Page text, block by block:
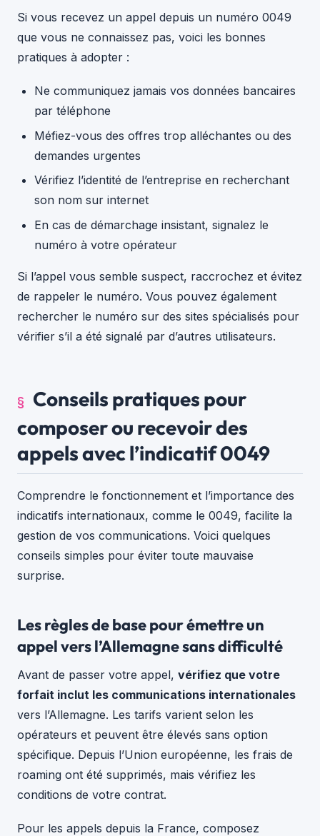
Si vous recevez un appel depuis un numéro 0049
que vous ne connaissez pas, voici les bonnes
pratiques à adopter :
Ne communiquez jamais vos données bancaires
par téléphone
Méfiez-vous des offres trop alléchantes ou des
demandes urgentes
Vérifiez l’identité de l’entreprise en recherchant
son nom sur internet
En cas de démarchage insistant, signalez le
numéro à votre opérateur
Si l’appel vous semble suspect, raccrochez et évitez
de rappeler le numéro. Vous pouvez également
rechercher le numéro sur des sites spécialisés pour
vérifier s’il a été signalé par d’autres utilisateurs.
Conseils pratiques pour
composer ou recevoir des
appels avec l’indicatif 0049
Comprendre le fonctionnement et l’importance des
indicatifs internationaux, comme le 0049, facilite la
gestion de vos communications. Voici quelques
conseils simples pour éviter toute mauvaise
surprise.
Les règles de base pour émettre un
appel vers l’Allemagne sans difficulté
Avant de passer votre appel, vérifiez que votre
forfait inclut les communications internationales
vers l’Allemagne. Les tarifs varient selon les
opérateurs et peuvent être élevés sans option
spécifique. Depuis l’Union européenne, les frais de
roaming ont été supprimés, mais vérifiez les
conditions de votre contrat.
Pour les appels depuis la France, composez